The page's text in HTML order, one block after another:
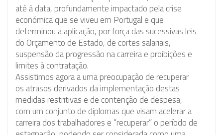
até à data, profundamente impactado pela crise
económica que se viveu em Portugal e que
determinou a aplicação, por força das sucessivas leis
do Orçamento de Estado, de cortes salariais,
suspensão da progressão na carreira e proibições e
limites à contratação.
Assistimos agora a uma preocupação de recuperar
os atrasos derivados da implementação destas
medidas restritivas e de contenção de despesa,
com um conjunto de diplomas que visam acelerar a
carreira dos trabalhadores e “recuperar” o período de